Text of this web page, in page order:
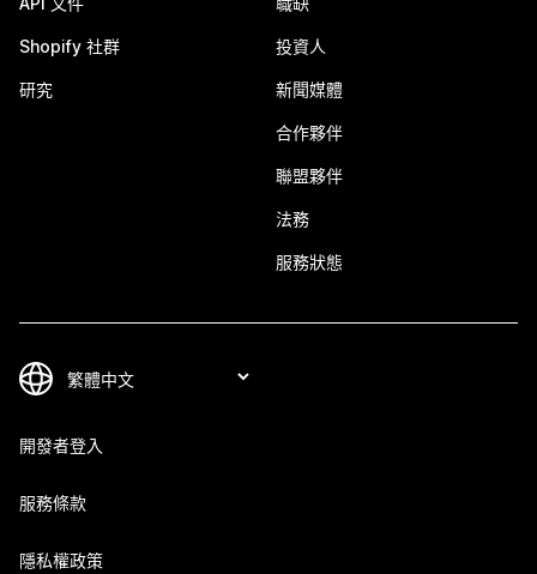
Shopify 社群
研究
投資人
新聞媒體
合作夥伴
聯盟夥伴
法務
服務狀態
開發者登入
服務條款
隱私權政策